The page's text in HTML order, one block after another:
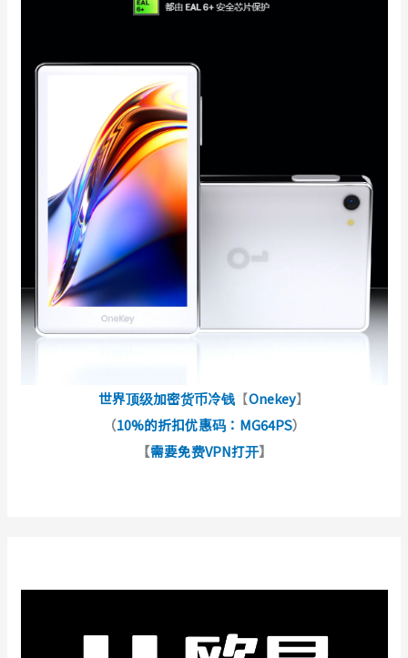
世界顶级加密货币冷钱 【Onekey】
（10%的折扣优惠码：MG64PS）
【需要免费VPN打开】